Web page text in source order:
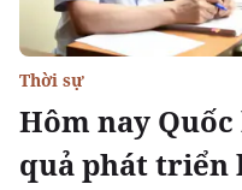
Hôm nay
quả phát triển
Thời sự